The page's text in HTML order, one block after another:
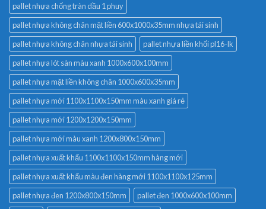
pallet nhựa chống tràn dầu 1 phuy
pallet nhựa không chân mặt liền 600x1000x35mm nhựa tái sinh
pallet nhựa không chân nhựa tái sinh
pallet nhựa liền khối pl16-lk
pallet nhựa lót sàn màu xanh 1000x600x100mm
pallet nhựa mặt liền không chân 1000x600x35mm
pallet nhựa mới 1100x1100x150mm màu xanh giá rẻ
pallet nhựa mới 1200x1200x150mm
pallet nhựa mới màu xanh 1200x800x150mm
pallet nhựa xuất khẩu 1100x1100x150mm hàng mới
pallet nhựa xuất khẩu màu đen hàng mới 1100x1100x125mm
pallet nhựa đen 1200x800x150mm
pallet đen 1000x600x100mm